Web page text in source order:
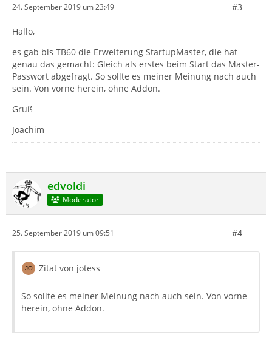
24. September 2019 um 23:49 #3
Hallo,
es gab bis TB60 die Erweiterung StartupMaster, die hat
genau das gemacht: Gleich als erstes beim Start das Master-
Passwort abgefragt. So sollte es meiner Meinung nach auch
sein. Von vorne herein, ohne Addon.
Gruß
Joachim
edvoldi
Moderator
25. September 2019 um 09:51 #4
Zitat von jotess
So sollte es meiner Meinung nach auch sein. Von vorne
herein, ohne Addon.